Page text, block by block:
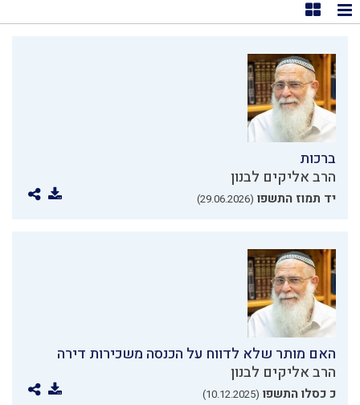
תצוגת רשימה
תצוגת קוביות
ברכות
הרב אליקים לבנון
יד תמוז התשפו (29.06.2026)
האם מותר שלא לדווח על הכנסה משכירות דירה
הרב אליקים לבנון
כ כסלו התשפו (10.12.2025)